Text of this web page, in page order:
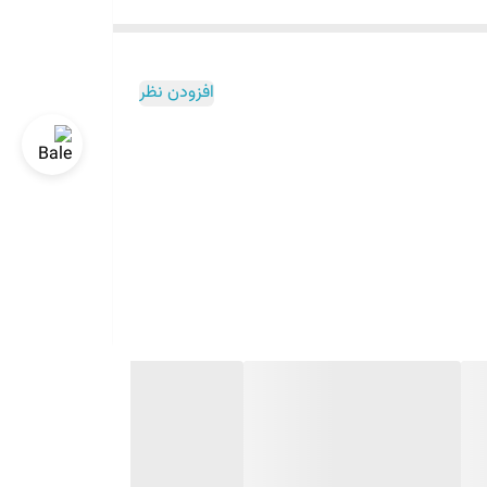
الیاف باکیفیت و عملکرد پایدارش یکی از بهترین انتخاب‌ها در رده‌ی قیمتی خودش است. مناسب برای
افزودن نظر